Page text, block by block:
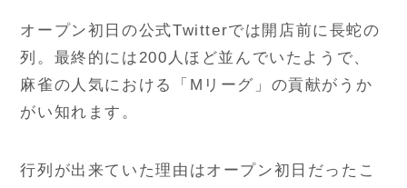
オープン初日の公式Twitterでは開店前に長蛇の
列。最終的には200人ほど並んでいたようで、
麻雀の人気における「Mリーグ」の貢献がうか
がい知れます。
行列が出来ていた理由はオープン初日だったこ